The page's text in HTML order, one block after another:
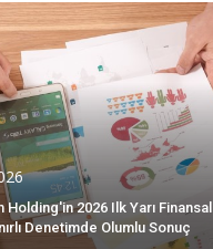
Holding'in 2026 Ilk Yarı Finansal
Denetimde Olumlu Sonuç